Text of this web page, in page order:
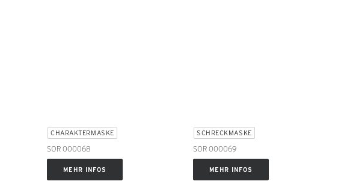
CHARAKTERMASKE
SOR 000068
MEHR INFOS
SCHRECKMASKE
SOR 000069
MEHR INFOS